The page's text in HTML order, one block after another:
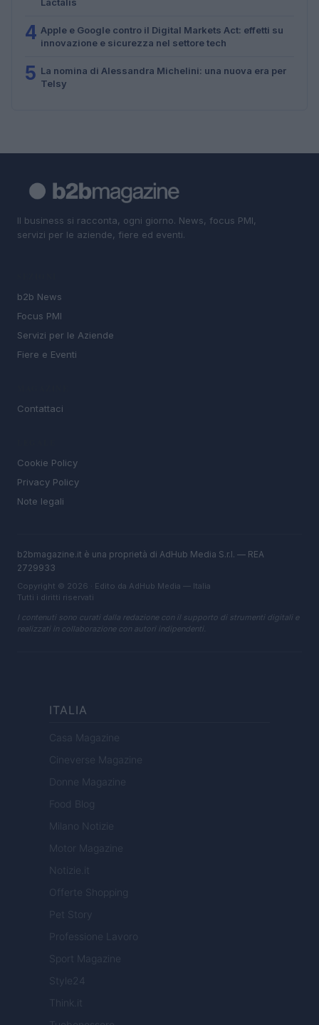
4 Apple e Google contro il Digital Markets Act: effetti su
innovazione e sicurezza nel settore tech
5 La nomina di Alessandra Michelini: una nuova era per
Telsy
Il business si racconta, ogni giorno. News, focus PMI,
servizi per le aziende, fiere ed eventi.
b2b News
Focus PMI
Servizi per le Aziende
Fiere e Eventi
Contattaci
Cookie Policy
Privacy Policy
Note legali
b2bmagazine.it è una proprietà di AdHub Media S.r.l. — REA
2729933
Copyright © 2026 · Edito da AdHub Media — Italia
Tutti i diritti riservati
I contenuti sono curati dalla redazione con il supporto di strumenti digitali e
realizzati in collaborazione con autori indipendenti.
ITALIA
Casa Magazine
Cineverse Magazine
Donne Magazine
Food Blog
Milano Notizie
Motor Magazine
Notizie.it
Offerte Shopping
Pet Story
Professione Lavoro
Sport Magazine
Style24
Think.it